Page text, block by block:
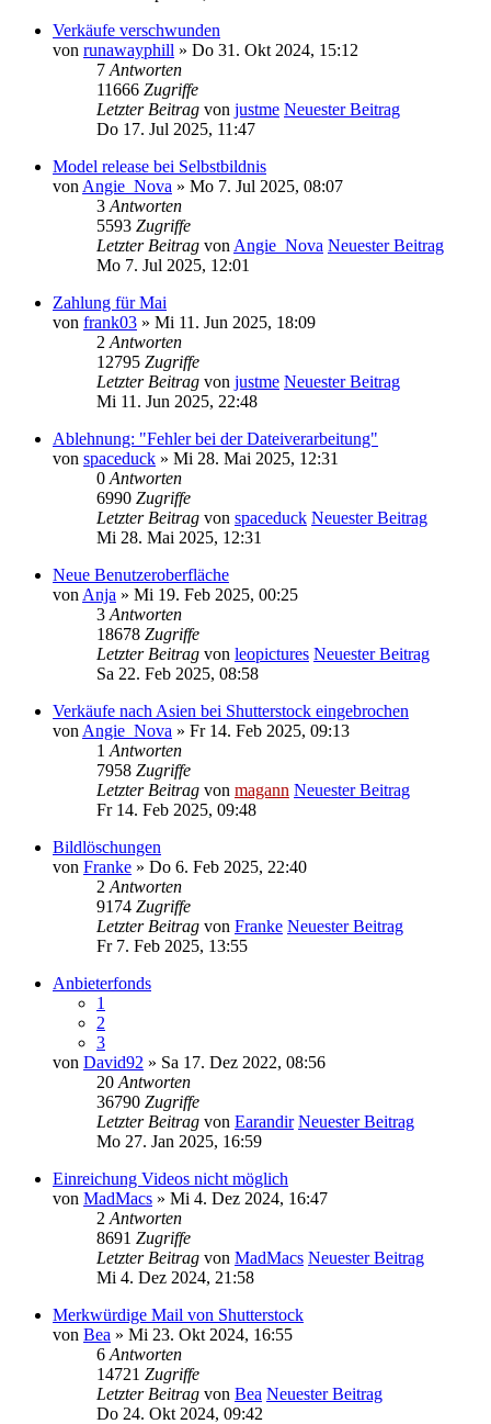
Verkäufe verschwunden
von runawayphill » Do 31. Okt 2024, 15:12
7 Antworten
11666 Zugriffe
Letzter Beitrag von justme Neuester Beitrag
Do 17. Jul 2025, 11:47
Model release bei Selbstbildnis
von Angie_Nova » Mo 7. Jul 2025, 08:07
3 Antworten
5593 Zugriffe
Letzter Beitrag von Angie_Nova Neuester Beitrag
Mo 7. Jul 2025, 12:01
Zahlung für Mai
von frank03 » Mi 11. Jun 2025, 18:09
2 Antworten
12795 Zugriffe
Letzter Beitrag von justme Neuester Beitrag
Mi 11. Jun 2025, 22:48
Ablehnung: "Fehler bei der Dateiverarbeitung"
von spaceduck » Mi 28. Mai 2025, 12:31
0 Antworten
6990 Zugriffe
Letzter Beitrag von spaceduck Neuester Beitrag
Mi 28. Mai 2025, 12:31
Neue Benutzeroberfläche
von Anja » Mi 19. Feb 2025, 00:25
3 Antworten
18678 Zugriffe
Letzter Beitrag von leopictures Neuester Beitrag
Sa 22. Feb 2025, 08:58
Verkäufe nach Asien bei Shutterstock eingebrochen
von Angie_Nova » Fr 14. Feb 2025, 09:13
1 Antworten
7958 Zugriffe
Letzter Beitrag von magann Neuester Beitrag
Fr 14. Feb 2025, 09:48
Bildlöschungen
von Franke » Do 6. Feb 2025, 22:40
2 Antworten
9174 Zugriffe
Letzter Beitrag von Franke Neuester Beitrag
Fr 7. Feb 2025, 13:55
Anbieterfonds
1
2
3
von David92 » Sa 17. Dez 2022, 08:56
20 Antworten
36790 Zugriffe
Letzter Beitrag von Earandir Neuester Beitrag
Mo 27. Jan 2025, 16:59
Einreichung Videos nicht möglich
von MadMacs » Mi 4. Dez 2024, 16:47
2 Antworten
8691 Zugriffe
Letzter Beitrag von MadMacs Neuester Beitrag
Mi 4. Dez 2024, 21:58
Merkwürdige Mail von Shutterstock
von Bea » Mi 23. Okt 2024, 16:55
6 Antworten
14721 Zugriffe
Letzter Beitrag von Bea Neuester Beitrag
Do 24. Okt 2024, 09:42